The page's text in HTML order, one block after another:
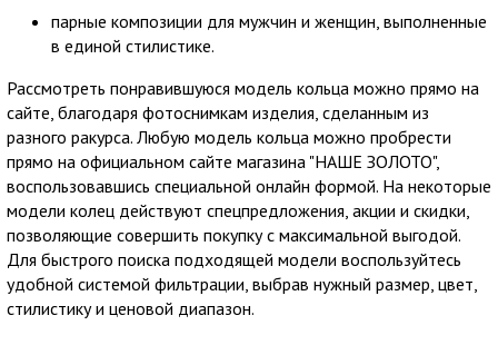
парные композиции для мужчин и женщин, выполненные
в единой стилистике.
Рассмотреть понравившуюся модель кольца можно прямо на
сайте, благодаря фотоснимкам изделия, сделанным из
разного ракурса. Любую модель кольца можно пробрести
прямо на официальном сайте магазина "НАШЕ ЗОЛОТО",
воспользовавшись специальной онлайн формой. На некоторые
модели колец действуют спецпредложения, акции и скидки,
позволяющие совершить покупку с максимальной выгодой.
Для быстрого поиска подходящей модели воспользуйтесь
удобной системой фильтрации, выбрав нужный размер, цвет,
стилистику и ценовой диапазон.